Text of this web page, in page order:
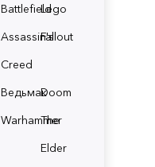
BattlefieldLego
Assassin's
Creed
Fallout
ВедьмакDoom
Warhammer
The
Elder